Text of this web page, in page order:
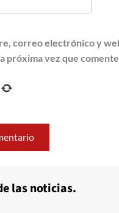
correo electrónico y
próxima vez que comente.
las noticias.